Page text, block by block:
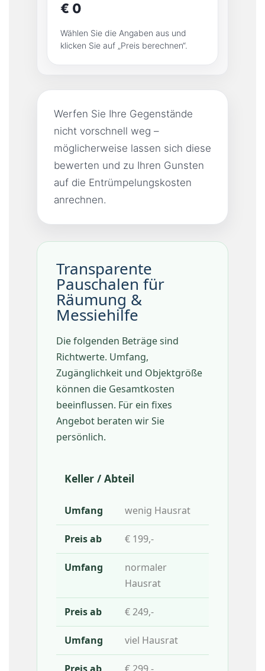
€ 0
Wählen Sie die Angaben aus und
klicken Sie auf „Preis berechnen“.
Werfen Sie Ihre Gegenstände
nicht vorschnell weg –
möglicherweise lassen sich diese
bewerten und zu Ihren Gunsten
auf die Entrümpelungskosten
anrechnen.
Transparente
Pauschalen für
Räumung &
Messiehilfe
Die folgenden Beträge sind
Richtwerte. Umfang,
Zugänglichkeit und Objektgröße
können die Gesamtkosten
beeinflussen. Für ein fixes
Angebot beraten wir Sie
persönlich.
Keller / Abteil
wenig Hausrat
€ 199,-
normaler
Hausrat
€ 249,-
viel Hausrat